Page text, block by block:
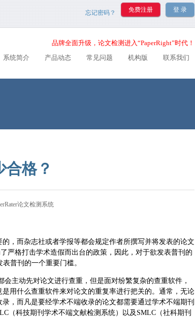
忘记密码？
品牌全面升级，论文检测进入“PaperRight”时代！
系统简介 产品动态 常见问题 机构版 联系我们
合格？
论文检测系统
，而杂志社或者学报等都会规定作者所撰写并将发表的论文
严格打击学术造假而出台的政策，因此，对于欲发表普刊的
普刊的一个重要门槛。
主动先对论文进行查重，但是面对纷繁复杂的查重软件，
用什么查重软件来对论文的重复率进行把关的。通常，无论
，而凡是要经学术不端收录的论文都需要通过学术不端期刊
（科技期刊学术不端文献检测系统）以及SMLC（社科期刊